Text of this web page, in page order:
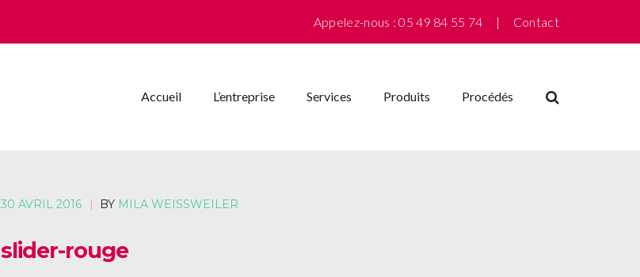
Appelez-nous : 05 49 84 55 74 | Contact
Accueil L’entreprise Services Produits Procédés
30 AVRIL 2016 | BY MILA WEISSWEILER
slider-rouge